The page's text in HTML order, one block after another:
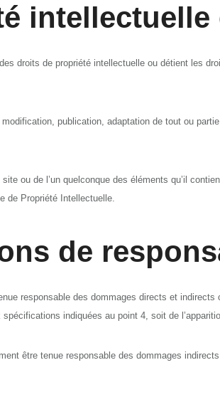
droits de propriété intellectuelle ou détient les
publication, adaptation de tout ou
ou de l’un quelconque des éléments qu’il
de Propriété Intellectuelle.
de
responsable des dommages directs et
indiquées au point 4, soit de
être tenue responsable des dommages